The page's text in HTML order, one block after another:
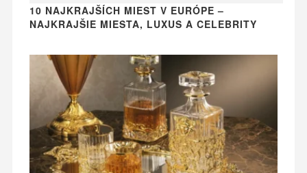
10 NAJKRAJŠÍCH MIEST V EURÓPE –
NAJKRAJŠIE MIESTA, LUXUS A CELEBRITY